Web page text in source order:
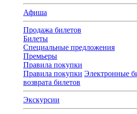
Афиша
Продажа билетов
Билеты
Специальные предложения
Премьеры
Правила покупки
Правила покупки Электронные
возврата билетов
Экскурсии